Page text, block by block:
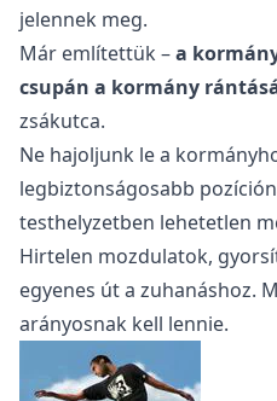
jelennek meg.
Már említettük –a
csupán a kormány
zsákutca.
Ne hajoljunk le a
legbiztonságosabb
testhelyzetben lehetetlen
Hirtelen mozdulatok,
egyenes út a zuhanáshoz.
arányosnak kell lennie.